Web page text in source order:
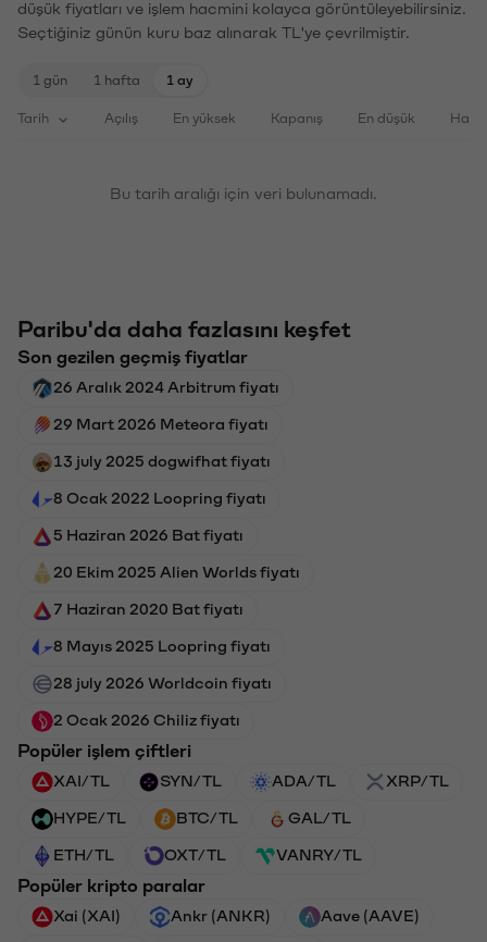
düşük fiyatları ve işlem hacmini kolayca görüntüleyebilirsiniz.
Seçtiğiniz günün kuru baz alınarak TL'ye çevrilmiştir.
1 gün 1 hafta 1 ay
Tarih Açılış En yüksek Kapanış En düşük
Bu tarih aralığı için veri bulunamadı.
Paribu'da daha fazlasını keşfet
Son gezilen geçmiş fiyatlar
26 Aralık 2024 Arbitrum fiyatı
29 Mart 2026 Meteora fiyatı
13 july 2025 dogwifhat fiyatı
8 Ocak 2022 Loopring fiyatı
5 Haziran 2026 Bat fiyatı
20 Ekim 2025 Alien Worlds fiyatı
7 Haziran 2020 Bat fiyatı
8 Mayıs 2025 Loopring fiyatı
28 july 2026 Worldcoin fiyatı
2 Ocak 2026 Chiliz fiyatı
Popüler işlem çiftleri
XAI/TL SYN/TL ADA/TL XRP/TL
HYPE/TL BTC/TL GAL/TL
ETH/TL OXT/TL VANRY/TL
Popüler kripto paralar
Xai (XAI) Ankr (ANKR) Aave (AAVE)